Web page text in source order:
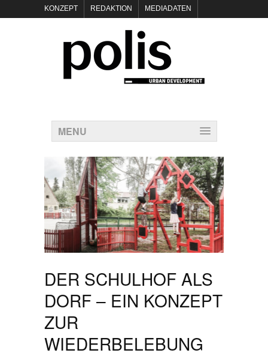
KONZEPT REDAKTION MEDIADATEN
POLIS KEYNOTES
KONTAKT DATENSCHUTZ IMPRESSUM
MENU
DER SCHULHOF ALS
DORF – EIN KONZEPT
ZUR
WIEDERBELEBUNG